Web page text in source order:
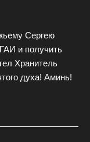
Сергею
и получить
Хранитель
духа! Аминь!